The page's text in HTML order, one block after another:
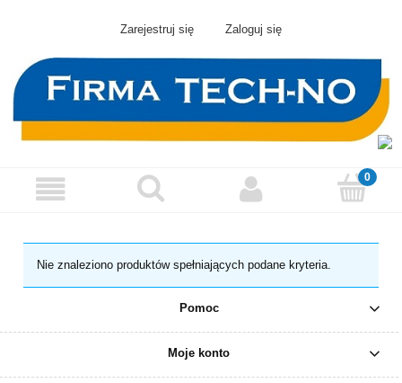
Zarejestruj się Zaloguj się
Nie znaleziono produktów spełniających podane kryteria.
Pomoc
Moje konto